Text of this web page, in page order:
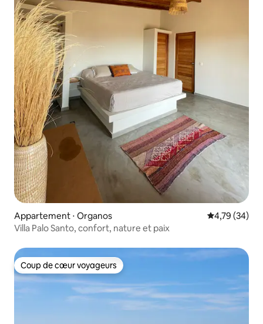
Appartement ⋅ Organos Évaluation
4,79 (34)
Villa Palo Santo, confort, nature et paix
Coup de cœur voyageurs
Coup de cœur voyageurs